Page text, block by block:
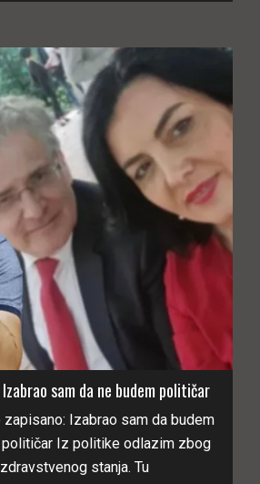
sam da ne budem političar
Izabrao sam da budem
političar Iz politike odlazim zbog
stanja. Tu